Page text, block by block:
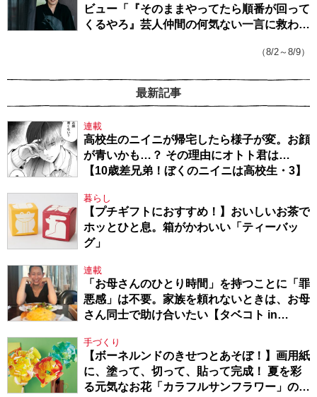
ビュー「『そのままやってたら順番が回って
くるやろ』芸人仲間の何気ない一言に救われ
（8/2～8/9）
最新記事
連載
高校生のニイニが帰宅したら様子が変。お顔
が青いかも…？ その理由にオトト君は…
【10歳差兄弟！ぼくのニイニは高校生・3】
暮らし
【プチギフトにおすすめ！】おいしいお茶で
ホッとひと息。箱がかわいい「ティーバッ
グ」
連載
「お母さんのひとり時間」を持つことに「罪
悪感」は不要。家族を頼れないときは、お母
さん同士で助け合いたい【タベコト in
手づくり
【ボーネルンドのきせつとあそぼ！】画用紙
に、塗って、切って、貼って完成！ 夏を彩
る元気なお花「カラフルサンフラワー」の作